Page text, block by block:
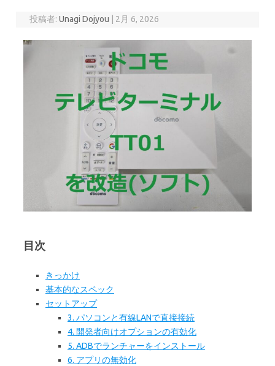
投稿者:Unagi Dojyou 2月 6, 2026
目次
きっかけ
基本的なスペック
セットアップ
3. パソコンと有線LANで直接接続
4. 開発者向けオプションの有効化
5. ADBでランチャーをインストール
6. アプリの無効化